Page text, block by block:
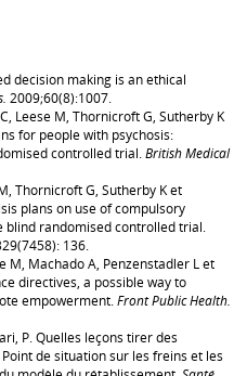
decision making is an ethical
2009;60(8):1007.
Leese M, Thornicroft G, Sutherby K
for people with psychosis:
controlled trial.British Medical
Thornicroft G, Sutherby K et
plans on use of compulsory
blind randomised controlled trial.
136.
M, Machado A, Penzenstadler L et
directives, a possible way to
empowerment.Front Public Health.
P. Quelles leçons tirer des
de situation sur les freins et les